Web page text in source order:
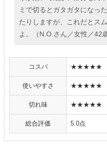
ミで切るとガタガタになっ
たりしますが、これだとス
よ。（N.O.さん／女性／42
コスパ ★★★★★
使いやすさ ★★★★★
切れ味 ★★★★★
総合評価 5.0点